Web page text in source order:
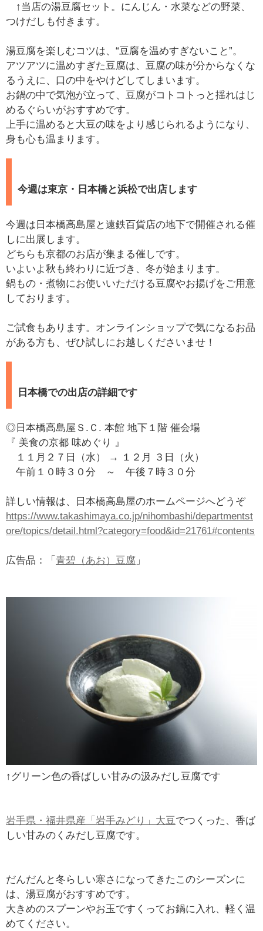
↑当店の湯豆腐セット。にんじん・水菜などの野菜、
つけだしも付きます。
湯豆腐を楽しむコツは、“豆腐を温めすぎないこと”。
アツアツに温めすぎた豆腐は、豆腐の味が分からなくな
るうえに、口の中をやけどしてしまいます。
お鍋の中で気泡が立って、豆腐がコトコトっと揺れはじ
めるぐらいがおすすめです。
上手に温めると大豆の味をより感じられるようになり、
身も心も温まります。
今週は東京・日本橋と浜松で出店します
今週は日本橋高島屋と遠鉄百貨店の地下で開催される催
しに出展します。
どちらも京都のお店が集まる催しです。
いよいよ秋も終わりに近づき、冬が始まります。
鍋もの・煮物にお使いいただける豆腐やお揚げをご用意
しております。
ご試食もあります。オンラインショップで気になるお品
がある方も、ぜひ試しにお越しくださいませ！
日本橋での出店の詳細です
◎日本橋高島屋Ｓ.Ｃ. 本館 地下１階 催会場
『 美食の京都 味めぐり 』
１１月２７日（水） → １２月 ３日（火）
午前１０時３０分 ～ 午後７時３０分
詳しい情報は、日本橋高島屋のホームページへどうぞ
https://www.takashimaya.co.jp/nihombashi/departmentst
ore/topics/detail.html?category=food&id=21761#contents
広告品：「 青碧（あお）豆腐 」
↑グリーン色の香ばしい甘みの汲みだし豆腐です
岩手県・福井県産「岩手みどり」大豆でつくった、香ば
しい甘みのくみだし豆腐です。
だんだんと冬らしい寒さになってきたこのシーズンに
は、湯豆腐がおすすめです。
大きめのスプーンやお玉ですくってお鍋に入れ、軽く温
めてください。